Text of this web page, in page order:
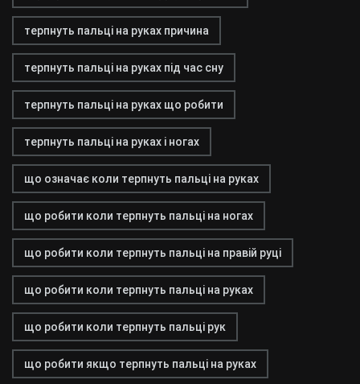
терпнуть пальці на руках причина
терпнуть пальці на руках під час сну
терпнуть пальці на руках що робити
терпнуть пальці на руках і ногах
що означає коли терпнуть пальці на руках
що робити коли терпнуть пальці на ногах
що робити коли терпнуть пальці на правій руці
що робити коли терпнуть пальці на руках
що робити коли терпнуть пальці рук
що робити якщо терпнуть пальці на руках